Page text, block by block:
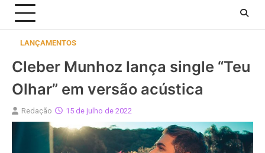
LANÇAMENTOS
Cleber Munhoz lança single “Teu
Olhar” em versão acústica
Redação 15 de julho de 2022